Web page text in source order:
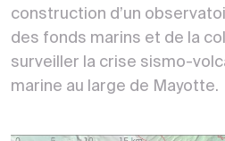
construction d’un
des fonds marins et de la
surveiller la crise sismo-
marine au large de Mayotte.